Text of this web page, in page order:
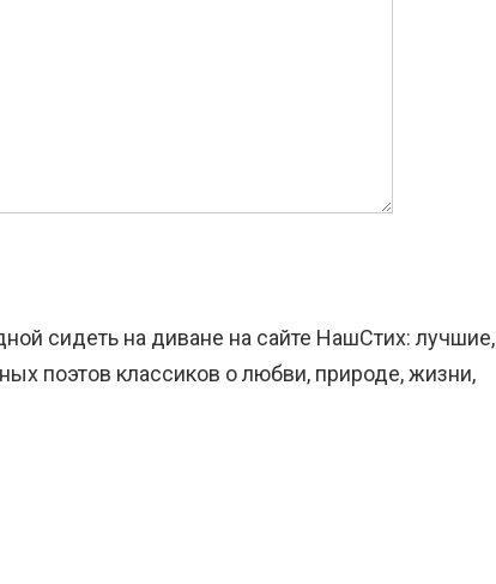
сидеть на диване на сайте НашСтих: лучшие,
поэтов классиков о любви, природе, жизни,